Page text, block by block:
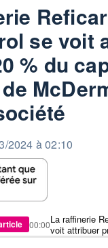
Reficar
se voit
% du
par
2024 à 02:10
La raffinerie
voit attribuer
commun de
00:00